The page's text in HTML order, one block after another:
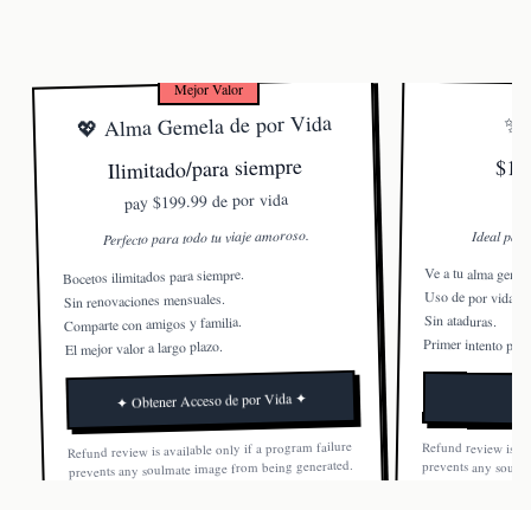
Mejor Valor
💖 Alma Gemela de por Vida
Ilimitado/para siempre
pay $199.99 de por vida
Perfecto para todo tu viaje amoroso.
Bocetos ilimitados para siempre.
Sin renovaciones mensuales.
Comparte con amigos y familia.
El mejor valor a largo plazo.
✦ Obtener Acceso de por Vida ✦
Refund review is available only if a program failure
prevents any soulmate image from being generated.
Once a soulmate image is generated, the order is not
✨
Ideal
Ve a tu alma
Uso de por vida.
Sin ataduras.
Primer intento
Refund review is
prevents any
Once a soulmate